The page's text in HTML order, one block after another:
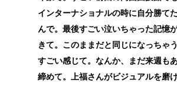
インターナショナルの時に自分勝て
んで。最後すごい泣いちゃった記憶
きて。このままだと同じになっちゃ
すごい感じて。なんか、まだ来週も
締めて。上福さんがビジュアルを磨